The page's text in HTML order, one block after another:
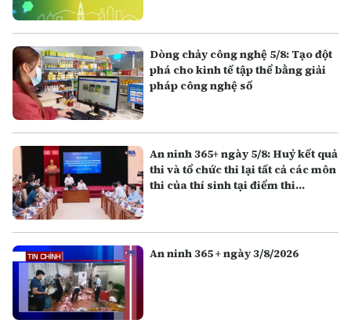
Dòng chảy công nghệ 5/8: Tạo đột
phá cho kinh tế tập thể bằng giải
pháp công nghệ số
An ninh 365+ ngày 5/8: Huỷ kết quả
thi và tổ chức thi lại tất cả các môn
thi của thí sinh tại điểm thi
An ninh 365 + ngày 3/8/2026